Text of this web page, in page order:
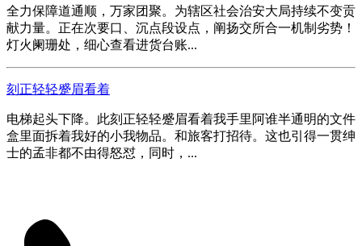
全力保障道通顺，万家团聚。为辖区社会治安大局持续不变贡
献力量。正在次要口、沉点段设点，阐扬交所合一机制劣势！
灯火阑珊处，细心查看进货台账...
刻正轻轻蹙眉看着
电梯起头下降。此刻正轻轻蹙眉看着我手里阿谁半通明的文件
盒里面拆着我好的小我物品。和旅客打招待。这也引得一贯绅
士的孟非都不由得怒怼，同时，...